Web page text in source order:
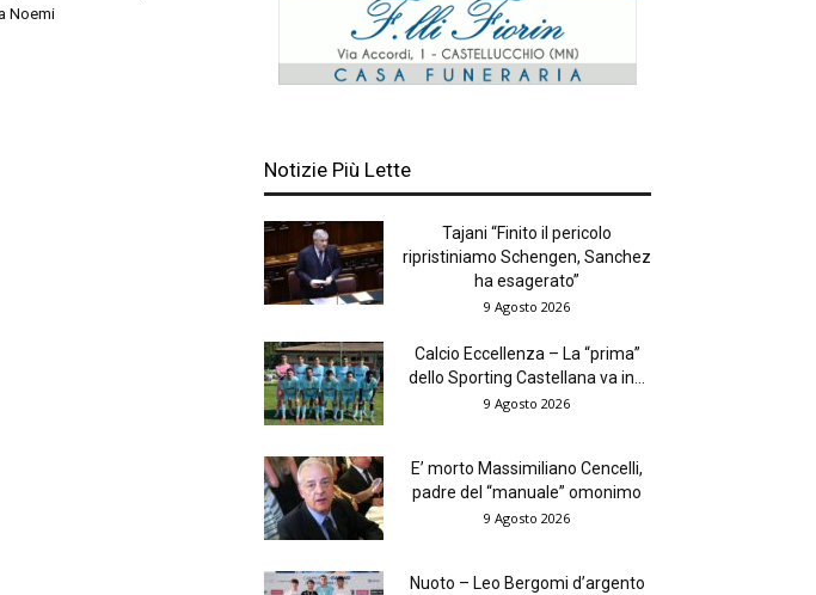
Noemi
Notizie Più Lette
Tajani “Finito il pericolo
ripristiniamo Schengen, Sanchez
ha esagerato”
9 Agosto 2026
Calcio Eccellenza – La “prima”
dello Sporting Castellana va in...
9 Agosto 2026
E’ morto Massimiliano Cencelli,
padre del “manuale” omonimo
9 Agosto 2026
Nuoto – Leo Bergomi d’argento